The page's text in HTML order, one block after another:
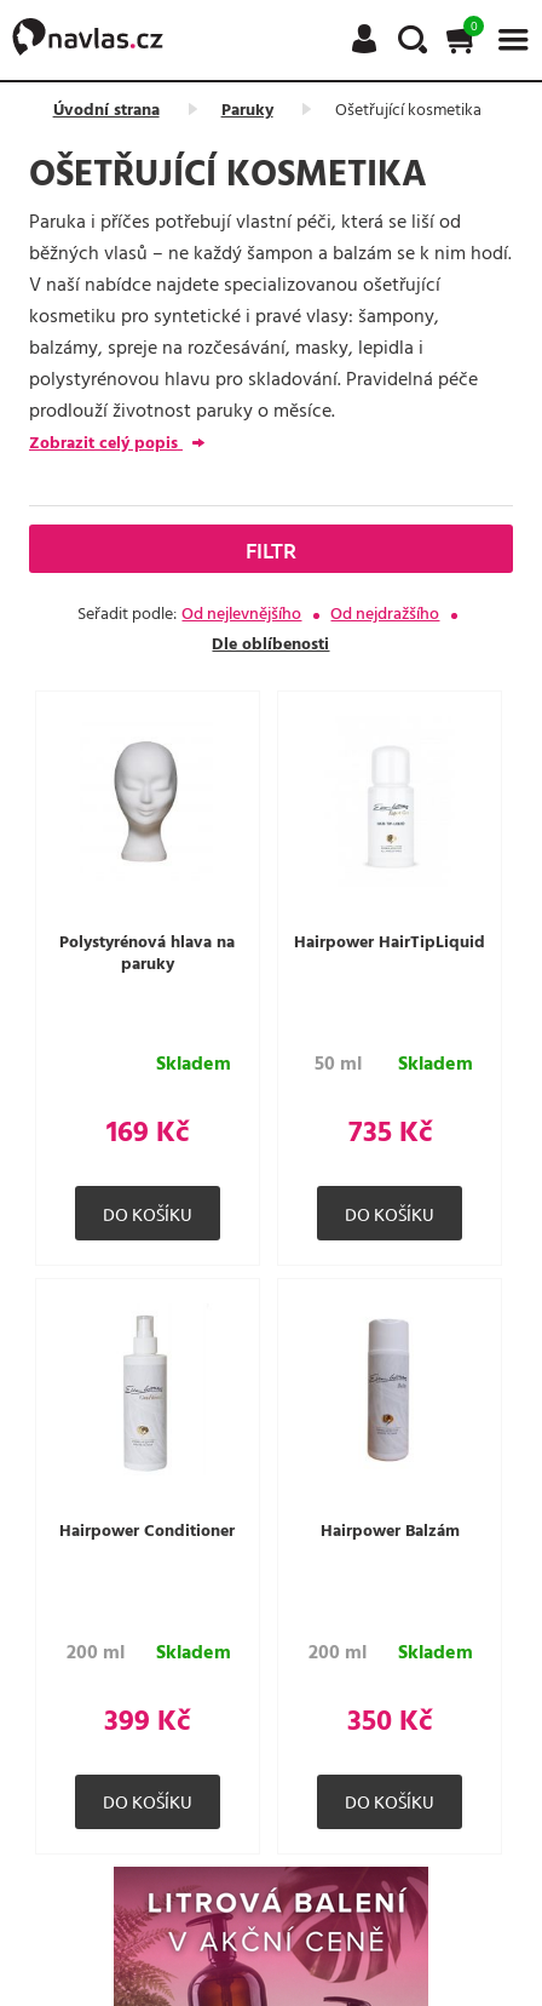
0
Úvodní strana Paruky Ošetřující kosmetika
OŠETŘUJÍCÍ KOSMETIKA
Paruka i příčes potřebují vlastní péči, která se liší od
běžných vlasů – ne každý šampon a balzám se k nim hodí.
V naší nabídce najdete specializovanou ošetřující
kosmetiku pro syntetické i pravé vlasy: šampony,
balzámy, spreje na rozčesávání, masky, lepidla i
polystyrénovou hlavu pro skladování. Pravidelná péče
prodlouží životnost paruky o měsíce.
Zobrazit celý popis
FILTR
Seřadit podle:Od nejlevnějšího
Od nejdražšího
Dle oblíbenosti
Polystyrénová hlava na
paruky
Skladem
169 Kč
Hairpower HairTipLiquid
50 ml Skladem
735 Kč
Hairpower Conditioner
200 ml Skladem
399 Kč
Hairpower Balzám
200 ml Skladem
350 Kč